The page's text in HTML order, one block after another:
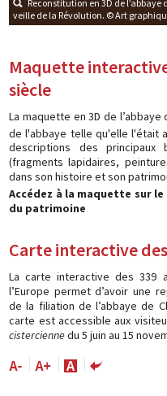
Reconstitution en 3D de l’abbaye
veille de la Révolution. © Art
Maquette
siècle
La maquette en 3D de
de l'abbaye telle qu'elle l'était
descriptions des
(fragments lapidaires,
dans son histoire et son
Accédez à la maquette sur
du patrimoine
Carte interactive
La carte interactive des 339
l’Europe permet d’avoir une
de la filiation de l’abbaye de
carte est accessible aux
cisterciennedu 5 juin au 15